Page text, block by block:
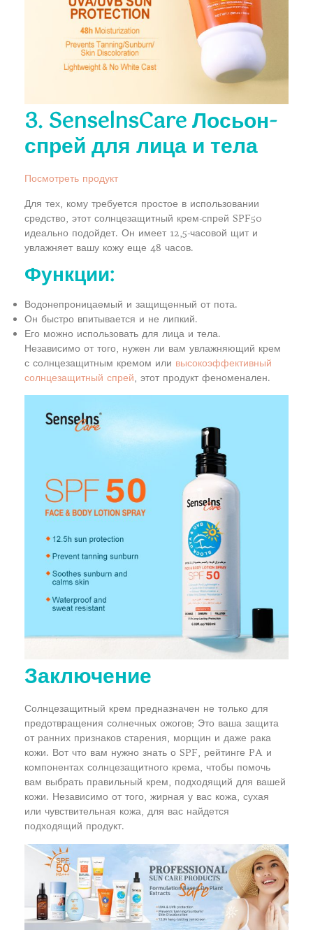
3. SenselnsCare Лосьон-
спрей для лица и тела
Посмотреть продукт
Для тех, кому требуется простое в использовании
средство, этот солнцезащитный крем-спрей SPF50
идеально подойдет. Он имеет 12,5-часовой щит и
увлажняет вашу кожу еще 48 часов.
Функции:
Водонепроницаемый и защищенный от пота.
Он быстро впитывается и не липкий.
Его можно использовать для лица и тела.
Независимо от того, нужен ли вам увлажняющий крем
с солнцезащитным кремом или высокоэффективный
солнцезащитный спрей, этот продукт феноменален.
Заключение
Солнцезащитный крем предназначен не только для
предотвращения солнечных ожогов; Это ваша защита
от ранних признаков старения, морщин и даже рака
кожи. Вот что вам нужно знать о SPF, рейтинге PA и
компонентах солнцезащитного крема, чтобы помочь
вам выбрать правильный крем, подходящий для вашей
кожи. Независимо от того, жирная у вас кожа, сухая
или чувствительная кожа, для вас найдется
подходящий продукт.